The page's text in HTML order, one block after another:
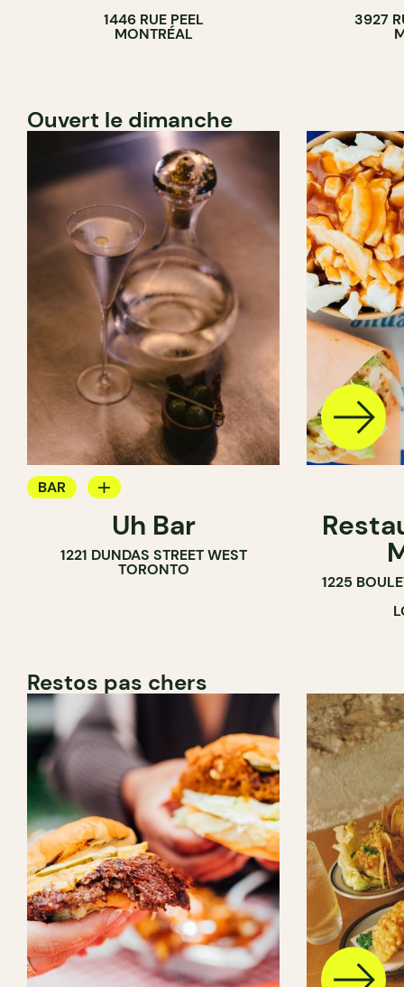
1446 RUE PEEL
MONTRÉAL
3927
Ouvert le dimanche
BAR
BAR À COCKTAILUh Bar
1221 DUNDAS STREET WEST
TORONTO
1225
Restos pas chers